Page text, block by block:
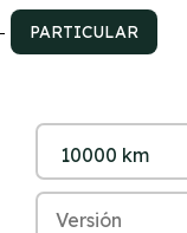
PARTICULAR